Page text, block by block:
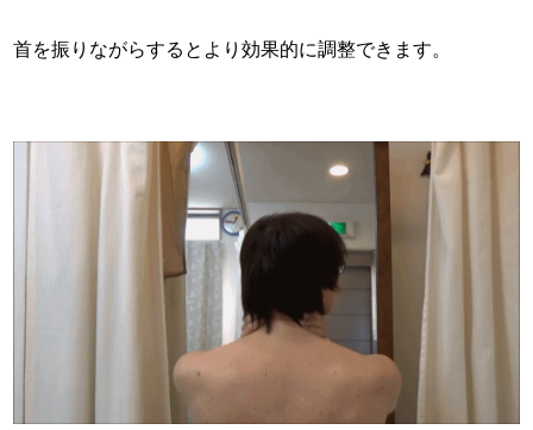
首を振りながらするとより効果的に調整できます。